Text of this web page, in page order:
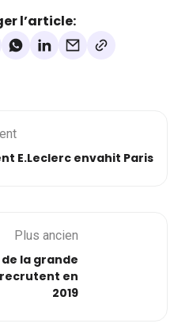
l’article:
E.Leclerc envahit Paris
Plus ancien
la grande
en
2019